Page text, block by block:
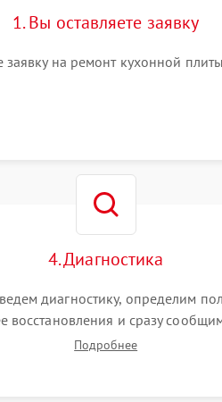
1. Вы оставляете заявку
заявку на ремонт кухонной плиты
4. Диагностика
диагностику, определим
восстановления и сразу
ее починкиПодробнее